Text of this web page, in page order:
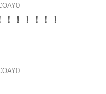
！！！！！